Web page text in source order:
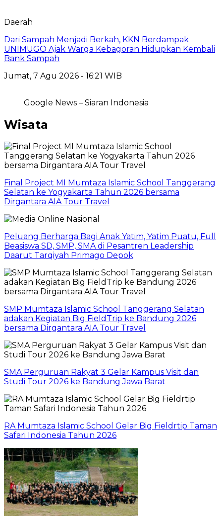
Daerah
Dari Sampah Menjadi Berkah, KKN Berdampak
UNIMUGO Ajak Warga Kebagoran Hidupkan Kembali
Bank Sampah
Jumat, 7 Agu 2026 - 16:21 WIB
Google News – Siaran Indonesia
Wisata
Final Project MI Mumtaza Islamic School Tanggerang
Selatan ke Yogyakarta Tahun 2026 bersama
Dirgantara AIA Tour Travel
Peluang Berharga Bagi Anak Yatim, Yatim Puatu, Full
Beasiswa SD, SMP, SMA di Pesantren Leadership
Daarut Tarqiyah Primago Depok
SMP Mumtaza Islamic School Tanggerang Selatan
adakan Kegiatan Big FieldTrip ke Bandung 2026
bersama Dirgantara AIA Tour Travel
SMA Perguruan Rakyat 3 Gelar Kampus Visit dan
Studi Tour 2026 ke Bandung Jawa Barat
RA Mumtaza Islamic School Gelar Big Fieldrtip Taman
Safari Indonesia Tahun 2026